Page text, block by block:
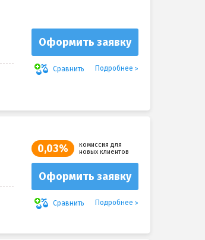
Оформить заявку
Сравнить Подробнее
0,03%
комиссия для
новых клиентов
Оформить заявку
Сравнить Подробнее